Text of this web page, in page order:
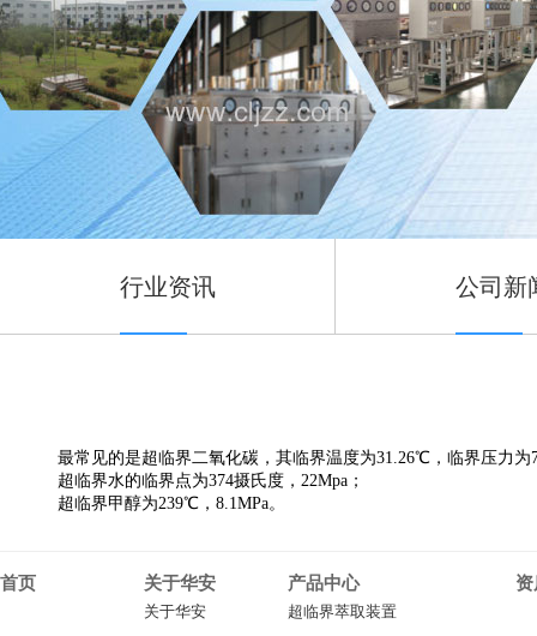
行业资讯 公司新
最常见的是超临界二氧化碳，其临界温度为31.26℃，临界压力为
超临界水的临界点为374摄氏度，22Mpa；
超临界甲醇为239℃，8.1MPa。
首页 关于华安
关于华安
产品中心
超临界萃取装置